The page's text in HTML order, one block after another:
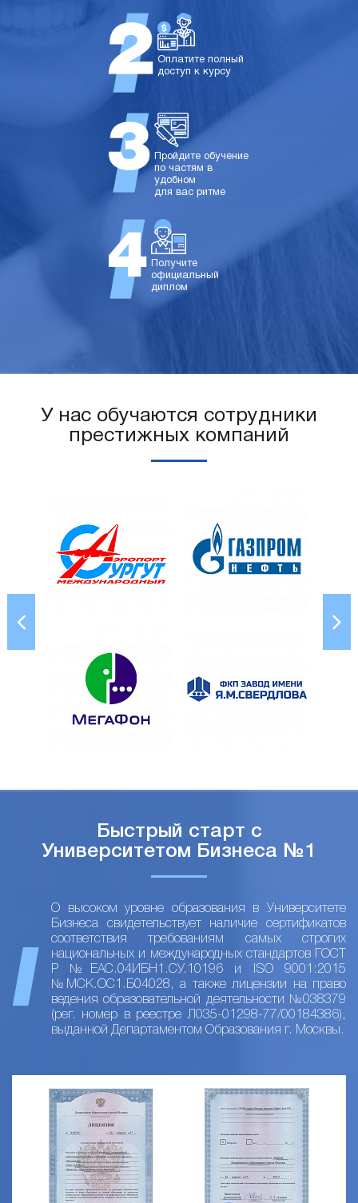
Оплатите полный
доступ к курсу
Пройдите обучение
по частям в
удобном
для вас ритме
Получите
официальный
диплом
У нас обучаются сотрудники
престижных компаний
Быстрый старт с
Университетом Бизнеса №1
О высоком уровне образования в Университете
Бизнеса свидетельствует наличие сертификатов
соответствия требованиям самых строгих
национальных и международных стандартов ГОСТ
Р №ЕАС.04ИБН1.СУ.10196 и ISO 9001:2015
№МСК.ОС1.Б04028, а также лицензии на право
ведения образовательной деятельности №038379
(рег. номер в реестре Л035-01298-77/00184386),
выданной Департаментом Образования г. Москвы.